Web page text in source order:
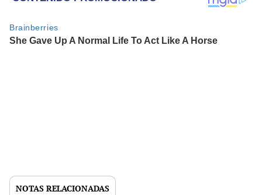
NOTAS RELACIONADAS